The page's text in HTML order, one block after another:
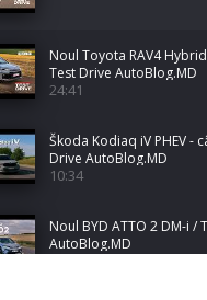
Noul Toyota RAV4 Hybrid
Test Drive AutoBlog.MD
24:41
Škoda Kodiaq iV PHEV -
Drive AutoBlog.MD
10:34
Noul BYD ATTO 2 DM-i /
AutoBlog.MD
17:35